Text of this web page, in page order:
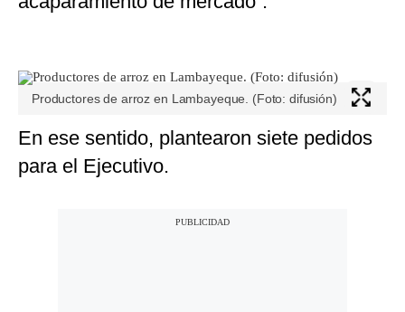
Productores de arroz en Lambayeque. (Foto: difusión)
En ese sentido, plantearon siete pedidos
para el Ejecutivo.